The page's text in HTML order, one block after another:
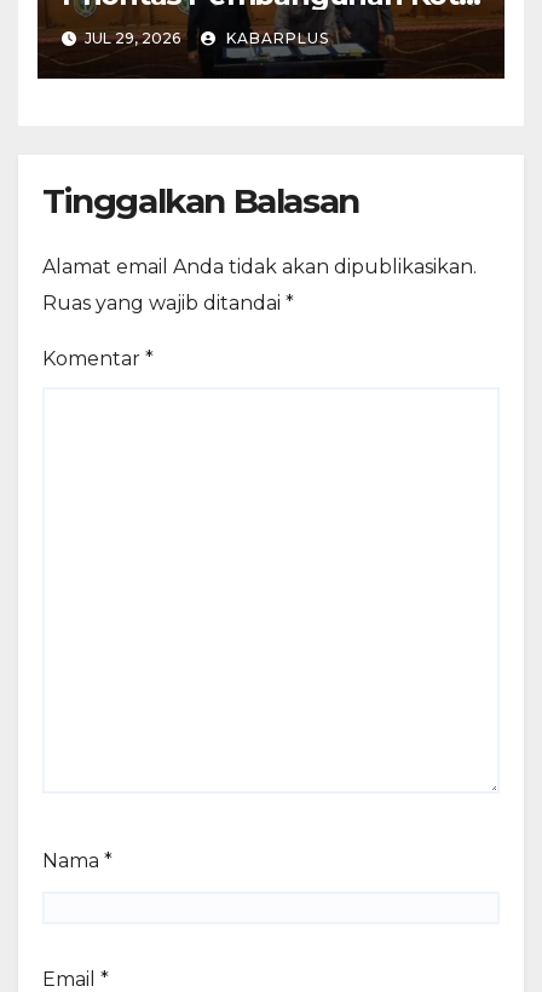
Madiun dalam KUA-PPAS
APBD 2027
JUL 29, 2026 KABARPLUS
Tinggalkan Balasan
Alamat email Anda tidak akan dipublikasikan.
Ruas yang wajib ditandai *
Komentar *
Nama *
Email *